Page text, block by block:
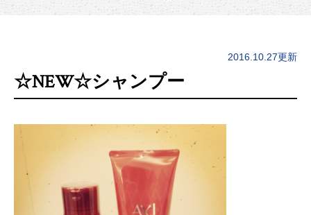
2016.10.27更新
☆NEW☆シャンプー